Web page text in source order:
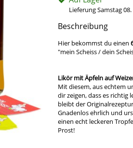
Lieferung Samstag
Beschreibung
Hier bekommst du einen
"mein Scheiss / dein
Likör mit Äpfeln auf
Mit diesem, aus echtem
dir zeigen, dass es richtig
bleibt der
Gnadenlos ehrlich und
einen echt leckeren
Prost!